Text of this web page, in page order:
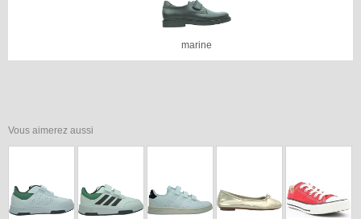
marine
Vous aimerez aussi